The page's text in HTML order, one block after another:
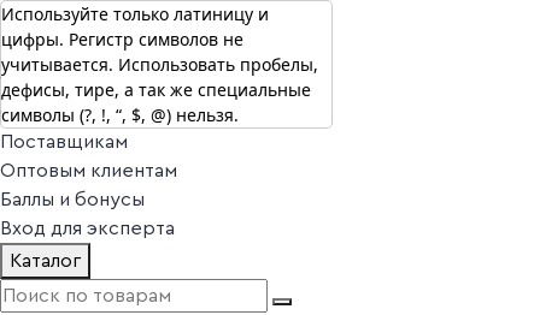
г. Москва
Vitual Peptide +7 (800) 101-13-25
Специалистам
Поставщикам
Оптовым клиентам
Баллы и бонусы
Вход для эксперта
Каталог
Используйте только латиницу и
цифры. Регистр символов не
учитывается. Использовать пробелы,
дефисы, тире, а так же специальные
символы (?, !, “, $, @) нельзя.